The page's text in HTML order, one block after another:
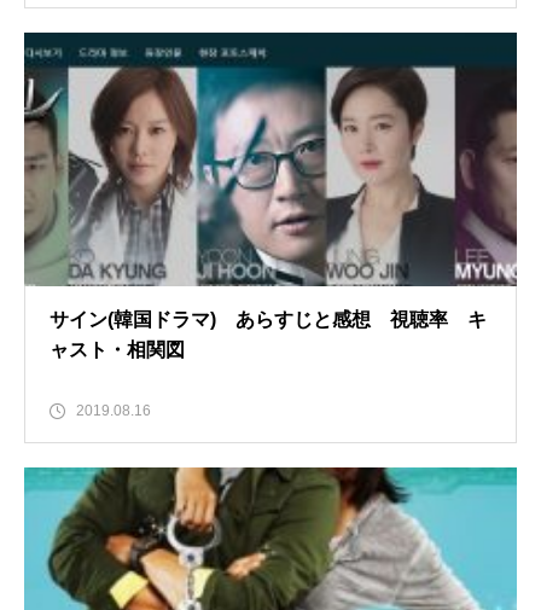
サイン(韓国ドラマ) あらすじと感想 視聴率 キ
ャスト・相関図
2019.08.16